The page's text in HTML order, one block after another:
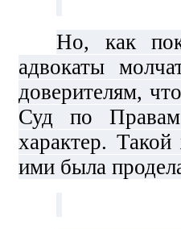
Но, как
адвокаты
доверителям,
Суд по Правам
характер.
ими была